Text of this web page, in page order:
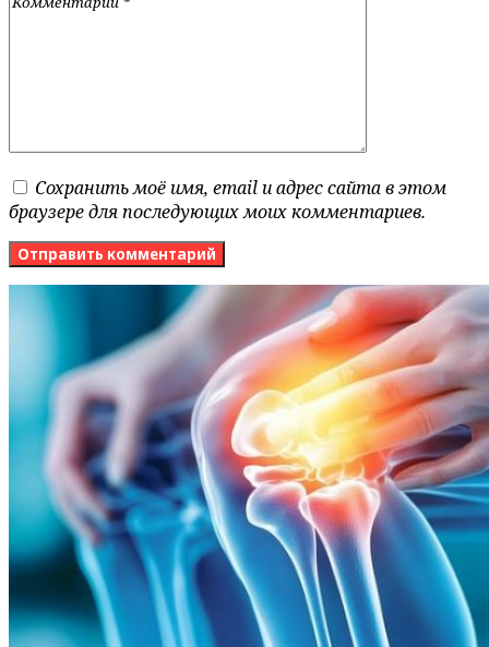
Сохранить моё имя, email и адрес сайта в этом
браузере для последующих моих комментариев.